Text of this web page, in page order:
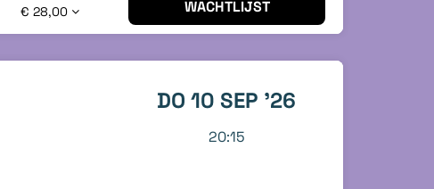
€ 28,00 WACHTLIJST
DO 10 SEP '26
20:15